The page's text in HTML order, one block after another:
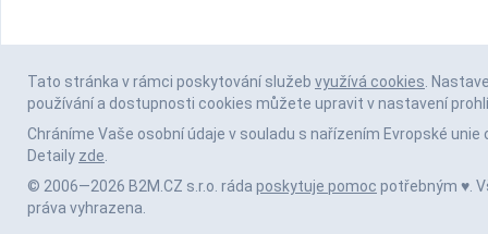
Tato stránka v rámci poskytování služeb využívá cookies .
používání a dostupnosti cookies můžete upravit v nastavení
Chráníme Vaše osobní údaje v souladu s nařízením Evropské unie
Detaily zde
© 2006—2026 B2M.CZ s.r.o. ráda poskytuje pomoc potřebným ♥️.
práva vyhrazena.